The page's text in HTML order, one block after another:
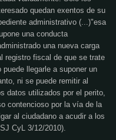
quedan exentos de su
administrativo (...)"esa
una conducta
una nueva carga
registro fiscal de que se trate
llegarle a suponer un
ni se puede remitir al
datos utilizados por el perito,
contencioso por la vía de la
al ciudadano a acudir a los
CyL 3/12/2010).